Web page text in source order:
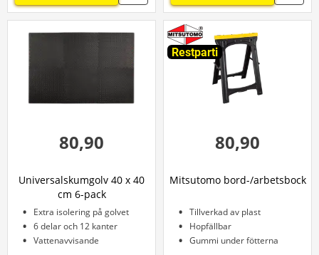
80,90
Universalskumgolv 40 x 40
cm 6-pack
Extra isolering på golvet
6 delar och 12 kanter
Vattenavvisande
Restparti
80,90
Mitsutomo bord-/arbetsbock
Tillverkad av plast
Hopfällbar
Gummi under fötterna